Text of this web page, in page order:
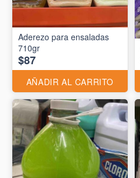
Aderezo para ensaladas
710gr
$87
AÑADIR AL CARRITO